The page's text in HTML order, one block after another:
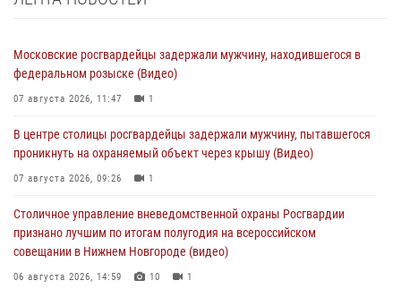
Московские росгвардейцы задержали мужчину, находившегося в
федеральном розыске (Видео)
07 августа 2026, 11:47 1
В центре столицы росгвардейцы задержали мужчину, пытавшегося
проникнуть на охраняемый объект через крышу (Видео)
07 августа 2026, 09:26 1
Столичное управление вневедомственной охраны Росгвардии
признано лучшим по итогам полугодия на всероссийском
совещании в Нижнем Новгороде (видео)
06 августа 2026, 14:59 10 1